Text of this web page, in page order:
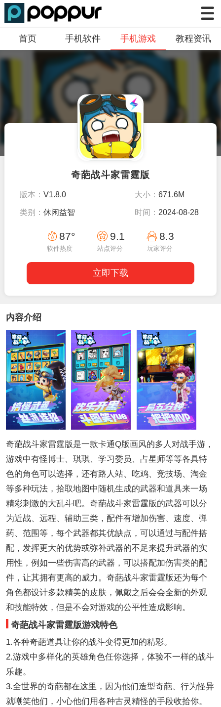
首页 手机软件 手机游戏 教程资讯
奇葩战斗家雷霆版
版本：V1.8.0 大小：671.6M
类别：休闲益智 时间： 2024-08-28
19:40:22
87°
软件热度
9.1
站点评分
8.3
玩家评分
立即下载
内容介绍
奇葩战斗家雷霆版是一款卡通Q版画风的多人对战手游，
游戏中有怪博士、琪琪、学习委员、占星师等等各具特
色的角色可以选择，还有路人站、吃鸡、竞技场、淘金
等多种玩法，拾取地图中随机生成的武器和道具来一场
精彩刺激的大乱斗吧。奇葩战斗家雷霆版的武器可以分
为近战、远程、辅助三类，配件有增加伤害、速度、弹
药、范围等，每个武器都其优缺点，可以通过与配件搭
配，发挥更大的优势或弥补武器的不足来提升武器的实
用性，例如一些伤害高的武器，可以搭配加伤害类的配
件，让其拥有更高的威力。奇葩战斗家雷霆版还为每个
角色都设计多款精美的皮肤，佩戴之后会会全新的外观
和技能特效，但是不会对游戏的公平性造成影响。
奇葩战斗家雷霆版游戏特色
1.各种奇葩道具让你的战斗变得更加的精彩。
2.游戏中多样化的英雄角色任你选择，体验不一样的战斗
乐趣。
3.全世界的奇葩都在这里，因为他们造型奇葩、行为怪异
就嘲笑他们，小心他们用各种古灵精怪的手段收拾你。